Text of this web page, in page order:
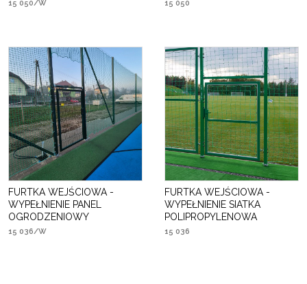
15 050/W 15 050
FURTKA WEJŚCIOWA -
WYPEŁNIENIE PANEL
OGRODZENIOWY
15 036/W
FURTKA WEJŚCIOWA -
WYPEŁNIENIE SIATKA
POLIPROPYLENOWA
15 036